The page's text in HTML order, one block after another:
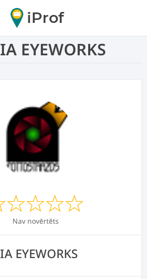
iProf
EYEWORKS
Nav novērtēts
EYEWORKS